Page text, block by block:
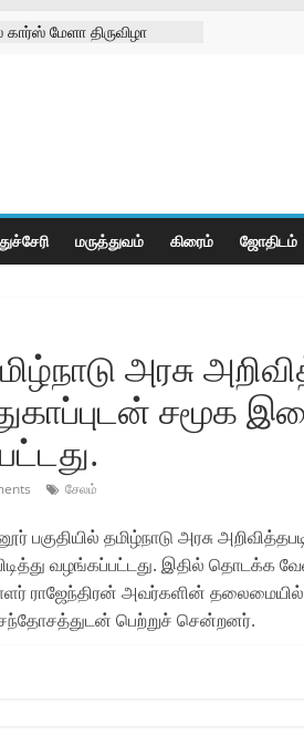
மேளா திருவிழா
கிரிக்கெட் போட்டிகள்
மருத்துவம் கிரைம் ஜோ‌திட‌ம்
அரசு
சமூக
சேலம்
தமிழ்நாடு அரசு
வழங்கப்பட்டது. இதில் தொடக்க
ராஜேந்திரன் அவர்களின்
பெற்றுச் சென்றனர்.